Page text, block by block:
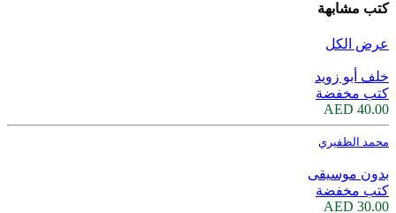
كتب مشابهة
عرض الكل
خلف أبو زويد
كتب مخفضة
40.00 AED
محمد الظفيري
بدون موسيقى
كتب مخفضة
30.00 AED